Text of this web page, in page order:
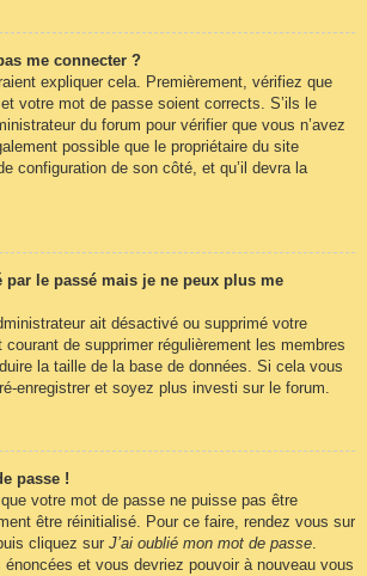
me connecter ?
expliquer cela. Premièrement, vérifiez que
votre mot de passe soient corrects. S’ils le
du forum pour vérifier que vous n’avez
possible que le propriétaire du site
configuration de son côté, et qu’il devra la
par le passé mais je ne peux plus me
ait désactivé ou supprimé votre
de supprimer régulièrement les membres
la taille de la base de données. Si cela vous
enregistrer et soyez plus investi sur le forum.
passe !
votre mot de passe ne puisse pas être
être réinitialisé. Pour ce faire, rendez vous sur
cliquez sur J’ai oublié mon mot de passe.
et vous devriez pouvoir à nouveau vous